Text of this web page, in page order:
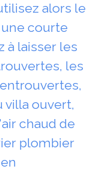
alors le
courte
à laisser les
les
villa ouvert,
chaud de
plombier